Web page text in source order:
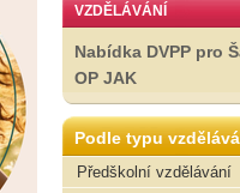
VZDĚLÁVÁNÍ
Nabídka DVPP pro
OP JAK
Podle typu
Předškolní vzdělávání